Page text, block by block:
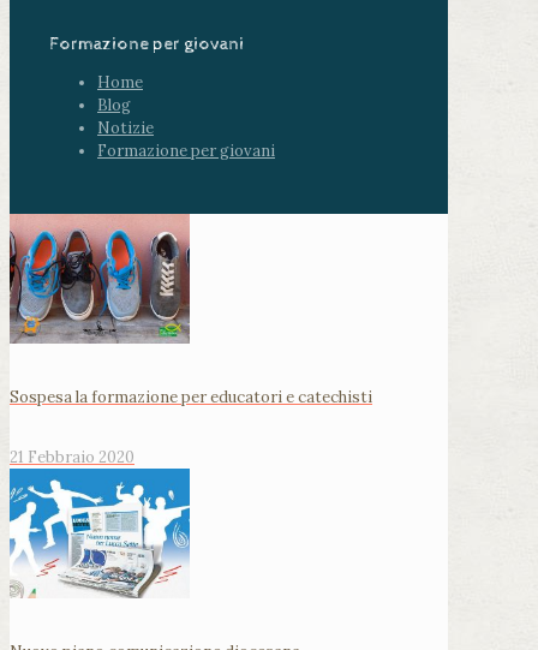
Formazione per giovani
Home
Blog
Notizie
Formazione per giovani
Sospesa la formazione per educatori e catechisti
21 Febbraio 2020